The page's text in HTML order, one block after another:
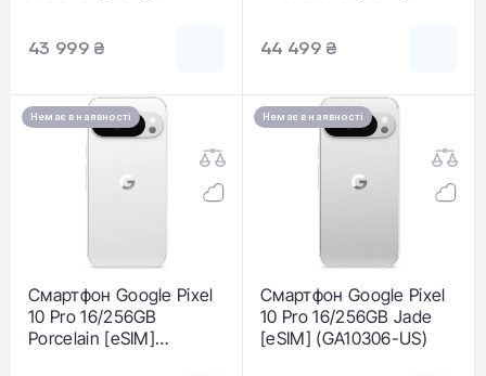
43 999 ₴
44 499 ₴
Немає в наявності
Смартфон Google Pixel
10 Pro 16/256GB
Porcelain [eSIM]
Немає в наявності
Смартфон Google Pixel
10 Pro 16/256GB Jade
[eSIM] (GA10306-US)